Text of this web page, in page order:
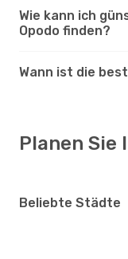
Wie kann ich
Opodo finden?
Wann ist die
Planen Sie
Beliebte Städte